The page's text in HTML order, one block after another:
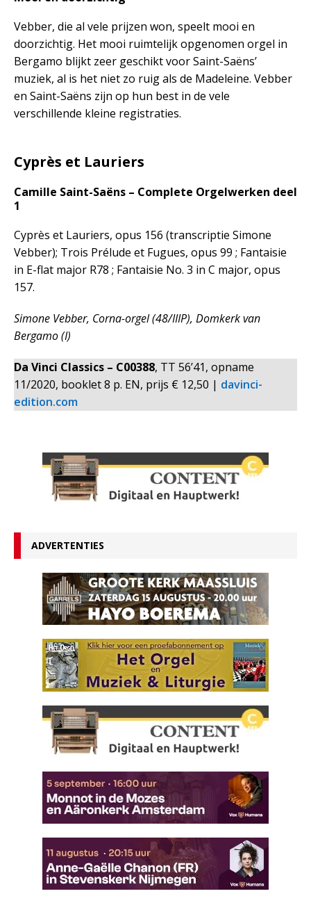
Vebber, die al vele prijzen won, speelt mooi en
doorzichtig. Het mooi ruimtelijk opgenomen orgel in
Bergamo blijkt zeer geschikt voor Saint-Saëns’
muziek, al is het niet zo ruig als de Madeleine. Vebber
en Saint-Saëns zijn op hun best in de vele
verschillende kleine registraties.
Cyprès et Lauriers
Camille Saint-Saëns – Complete Orgelwerken deel
1
Cyprès et Lauriers, opus 156 (transcriptie Simone
Vebber); Trois Prélude et Fugues, opus 99 ; Fantaisie
in E-flat major R78 ; Fantaisie No. 3 in C major, opus
157.
Simone Vebber, Corna-orgel (48/IIIP), Domkerk van
Bergamo (I)
Da Vinci Classics – C00388, TT 56’41, opname
11/2020, booklet 8 p. EN, prijs € 12,50 | davinci-
edition.com
ADVERTENTIES